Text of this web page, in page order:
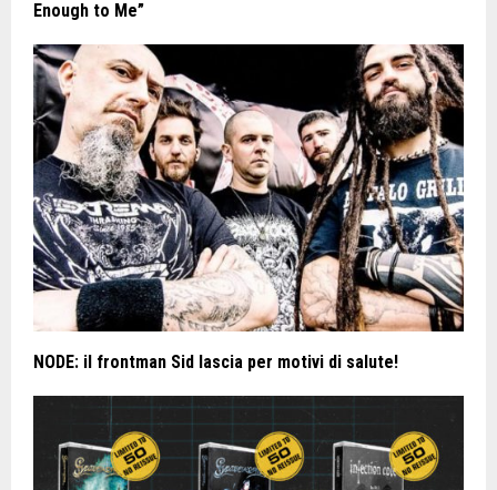
Enough to Me”
NODE: il frontman Sid lascia per motivi di salute!